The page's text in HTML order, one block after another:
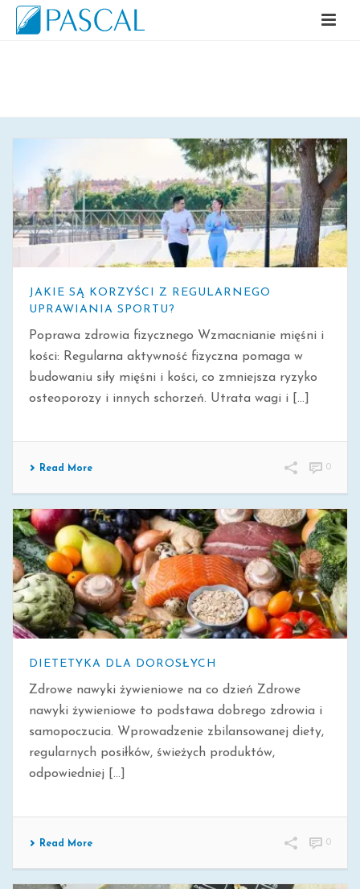
JAKIE SĄ KORZYŚCI Z REGULARNEGO
UPRAWIANIA SPORTU?
Poprawa zdrowia fizycznego Wzmacnianie mięśni i
kości: Regularna aktywność fizyczna pomaga w
budowaniu siły mięśni i kości, co zmniejsza ryzyko
osteoporozy i innych schorzeń. Utrata wagi i [...]
Read More 0
DIETETYKA DLA DOROSŁYCH
Zdrowe nawyki żywieniowe na co dzień Zdrowe
nawyki żywieniowe to podstawa dobrego zdrowia i
samopoczucia. Wprowadzenie zbilansowanej diety,
regularnych posiłków, świeżych produktów,
odpowiedniej [...]
Read More 0